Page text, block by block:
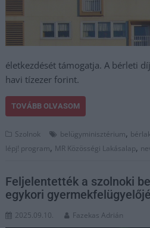
életkezdését támogatja. A bérleti
havi tízezer forint.
TOVÁBB OLVASOM
Szolnok belügyminisztérium,
lépj! program, MR Közösségi Lakásalap,
Feljelentették a szolnoki
egykori
2025.09.10. Fazekas Adrián